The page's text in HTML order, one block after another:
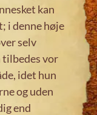
kan
i denne høje
selv
tilbedes vor
idet hun
og uden
end